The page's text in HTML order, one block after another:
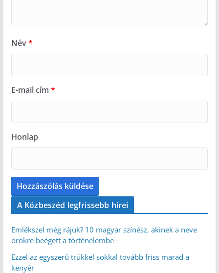
Név*
E-mail cím *
Honlap
A Közbeszéd legfrissebb hírei
Emlékszel még rájuk? 10 magyar színész, akinek a neve
örökre beégett a történelembe
Ezzel az egyszerű trükkel sokkal tovább friss marad a
kenyér